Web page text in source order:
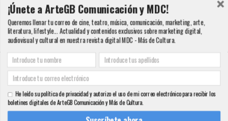
Copyright 2000 - 2016 ArteGB | Todos los derechos reservados |Aviso legal -
Condiciones de Venta y Privacidad - Política de Cookies
info@artegb.com - 915 221 343.
Twitter YouTubePinterestInstagram
¡Únete a ArteGB Comunicación y MDC!
Queremos llenar tu correo de cine, teatro, música, comunicación, marketing, arte,
literatura, lifestyle... Actualidad y contenidos exclusivos sobre marketing digital,
audiovisual y cultural en nuestra revista digital MDC - Más de Cultura.
He leído su política de privacidad y autorizo el uso de mi correo electrónico para recibir los
boletines digitales de ArteGB Comunicación y Más de Cultura.